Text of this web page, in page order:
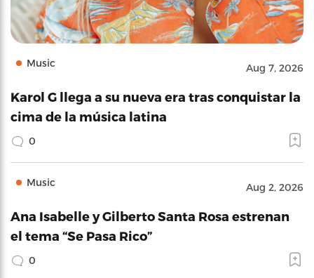
Music Aug 7, 2026
Karol G llega a su nueva era tras conquistar la
cima de la música latina
0
Music Aug 2, 2026
Ana Isabelle y Gilberto Santa Rosa estrenan
el tema “Se Pasa Rico”
0